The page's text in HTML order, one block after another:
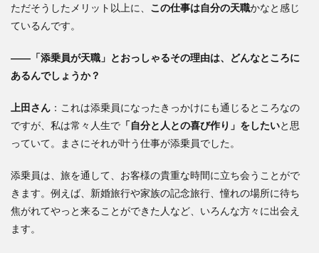
ただそうしたメリット以上に、 この仕事は自分の天職かなと感じ
ているんです。
――「添乗員が天職」とおっしゃるその理由は、どんなところに
あるんでしょうか？
上田さん ：これは添乗員になったきっかけにも通じるところなの
ですが、私は常々人生で 「自分と人との喜び作り」をしたいと思
っていて。まさにそれが叶う仕事が添乗員でした。
添乗員は、旅を通して、お客様の貴重な時間に立ち会うことがで
きます。例えば、新婚旅行や家族の記念旅行、憧れの場所に待ち
焦がれてやっと来ることができた人など、いろんな方々に出会え
ます。